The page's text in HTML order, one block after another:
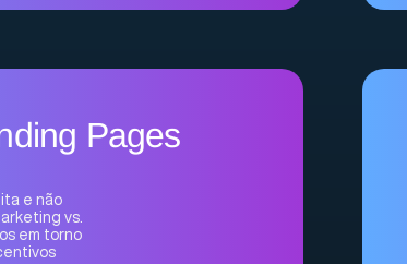
Pages
e não
vs.
em torno